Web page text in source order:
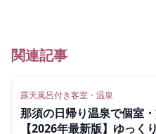
関連記事
露天風呂付き客室・温泉
那須の日帰り温泉で個室
【2026年最新版】ゆっく